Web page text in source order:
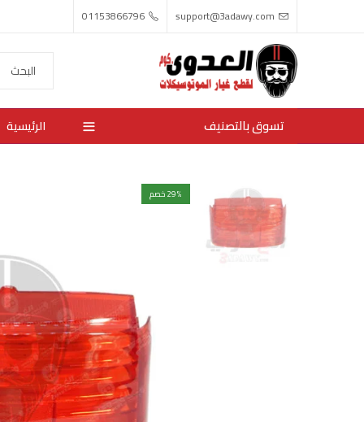
support@3adawy.com
01153866796
تسوق بالتصنيف الرئيسية
29% خصم